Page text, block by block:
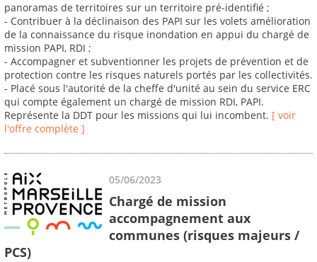
panoramas de territoires sur un territoire pré-identifié ;
- Contribuer à la déclinaison des PAPI sur les volets amélioration
de la connaissance du risque inondation en appui du chargé de
mission PAPI, RDI ;
- Accompagner et subventionner les projets de prévention et de
protection contre les risques naturels portés par les collectivités.
- Placé sous l'autorité de la cheffe d'unité au sein du service ERC
qui compte également un chargé de mission RDI, PAPI.
Représente la DDT pour les missions qui lui incombent. [ voir
l'offre complète ]
05/06/2023
Chargé de mission
accompagnement aux
communes (risques majeurs /
PCS)